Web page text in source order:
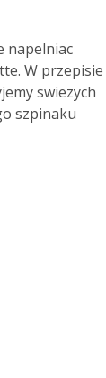
napelniac
W przepisie
swiezych
szpinaku